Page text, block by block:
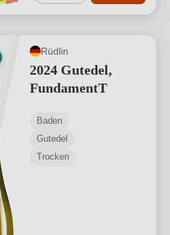
Sternen
Rüdlin
2024 Gutedel,
FundamentT
Baden
Gutedel
Trocken